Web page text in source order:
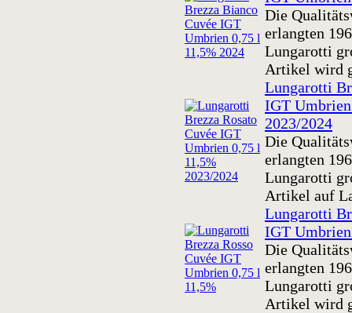
Die
erlangten
Lungarotti
Artikel wird
Lungarotti
IGT
2023/2024
Die
erlangten
Lungarotti
Artikel auf
Lungarotti
IGT
Die
erlangten
Lungarotti
Artikel wird